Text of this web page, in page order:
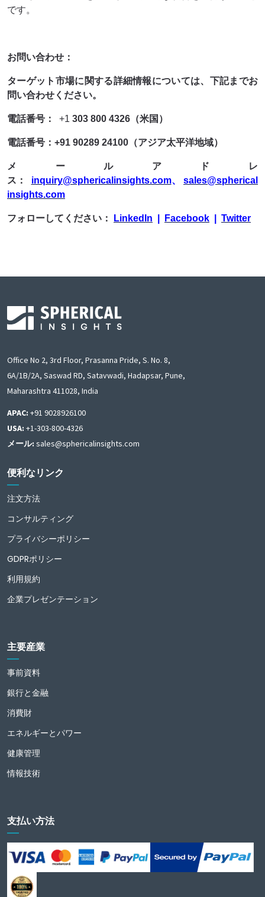
です。
お問い合わせ：
ターゲット市場に関する詳細情報については、下記までお
問い合わせください。
電話番号： +1 303 800 4326（米国）
電話番号：+91 90289 24100（アジア太平洋地域）
メールアドレ
ス： inquiry@sphericalinsights.com、
sales@spherical
insights.com
フォローしてください： LinkedIn Facebook Twitter
Office No 2, 3rd Floor, Prasanna Pride, S. No. 8,
6A/1B/2A, Saswad RD, Satavwadi, Hadapsar, Pune,
Maharashtra 411028, India
APAC: +91 9028926100
USA: +1-303-800-4326
メール: sales@sphericalinsights.com
便利なリンク
注文方法
コンサルティング
プライバシーポリシー
GDPRポリシー
利用規約
企業プレゼンテーション
主要産業
事前資料
銀行と金融
消費財
エネルギーとパワー
健康管理
情報技術
支払い方法